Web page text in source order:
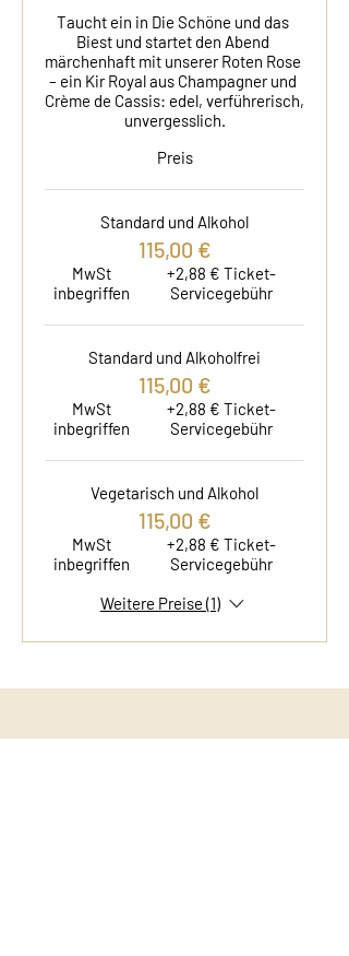
Taucht ein in Die Schöne und das
Biest und startet den Abend
märchenhaft mit unserer Roten Rose
– ein Kir Royal aus Champagner und
Crème de Cassis: edel, verführerisch,
unvergesslich.
Preis
Standard und Alkohol
115,00 €
MwSt
inbegriffen
+2,88 € Ticket-
Servicegebühr
Standard und Alkoholfrei
115,00 €
MwSt
inbegriffen
+2,88 € Ticket-
Servicegebühr
Vegetarisch und Alkohol
115,00 €
MwSt
inbegriffen
+2,88 € Ticket-
Servicegebühr
Weitere Preise (1)